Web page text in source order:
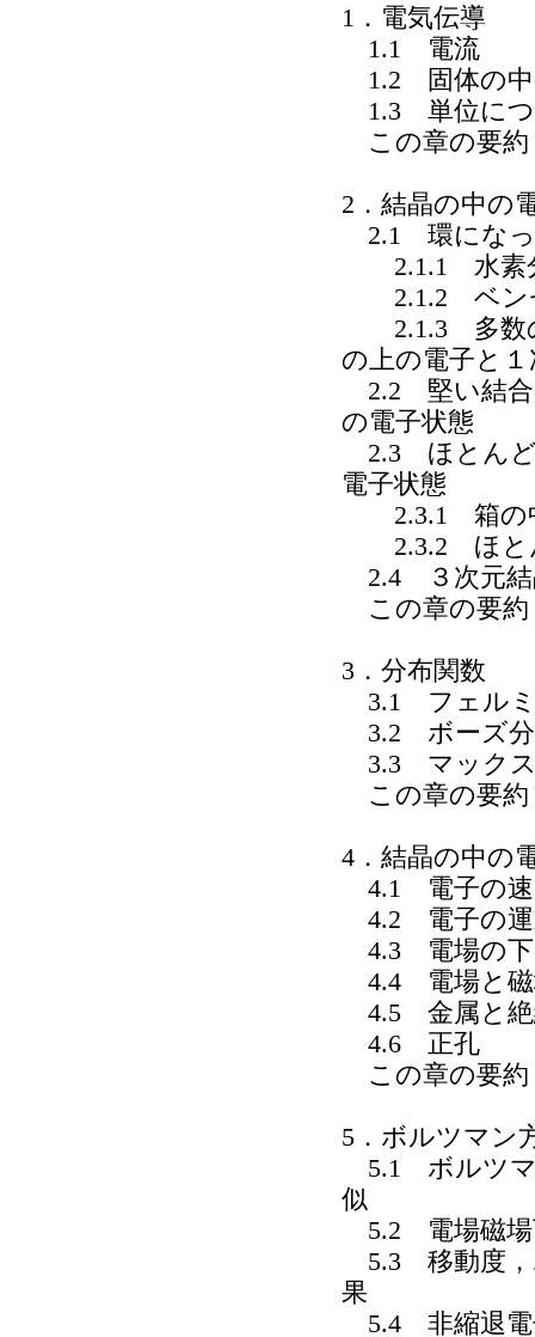
1．電気伝導
1.1 電流
1.2 固体の中
1.3 単位につ
この章の要約
2．結晶の中の
2.1 環になっ
2.1.1 水素
2.1.2 ベン
2.1.3 多数の
の上の電子と１
2.2 堅い結合
の電子状態
2.3 ほとんど
電子状態
2.3.1 箱の
2.3.2 ほとん
2.4 ３次元結
この章の要約
3．分布関数
3.1 フェルミ
3.2 ボーズ
3.3 マックス
この章の要約
4．結晶の中の
4.1 電子の速
4.2 電子の運
4.3 電場の下
4.4 電場と磁
4.5 金属と絶
4.6 正孔
この章の要約
5．ボルツマン
5.1 ボルツマ
似
5.2 電場磁場
5.3 移動度，
果
5.4 非縮退電